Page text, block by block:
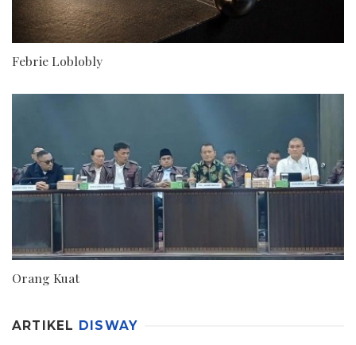
Febrie Loblobly
Orang Kuat
ARTIKEL DISWAY